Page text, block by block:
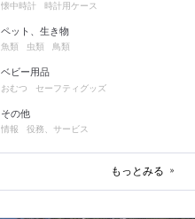
懐中時計 時計用ケース
ペット、生き物
魚類 虫類 鳥類
ベビー用品
おむつ セーフティグッズ
その他
情報 役務、サービス
もっとみる